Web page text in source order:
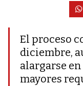
El proceso
diciembre,
alargarse
mayores